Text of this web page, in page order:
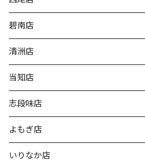
碧南店
清洲店
当知店
志段味店
よもぎ店
いりなか店